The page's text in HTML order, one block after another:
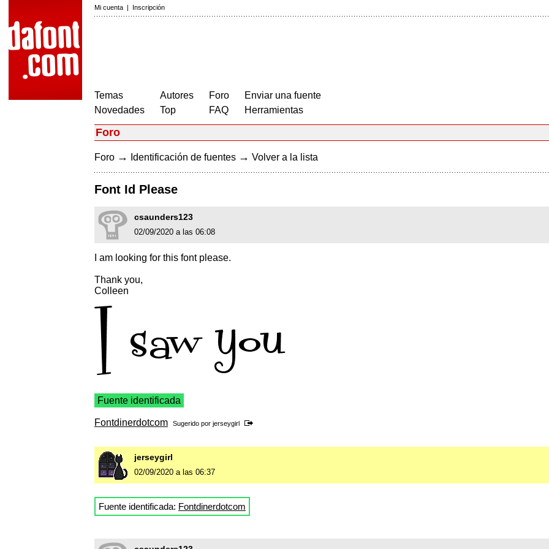
Mi cuenta | Inscripción
Temas
Novedades
Autores
Top
Foro
FAQ
Enviar una fuente
Herramientas
Foro
Foro → Identificación de fuentes → Volver a la lista
Font Id Please
csaunders123
02/09/2020 a las 06:08
I am looking for this font please.
Thank you,
Colleen
Fuente identificada
Fontdinerdotcom Sugerido por jerseygirl
jerseygirl
02/09/2020 a las 06:37
Fuente identificada: Fontdinerdotcom